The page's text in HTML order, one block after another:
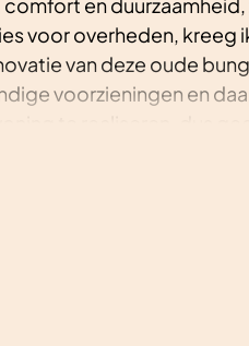
voor overheden, kreeg
van deze oude
voorzieningen en
hebben al
we behaaglijk door
toepassing van een